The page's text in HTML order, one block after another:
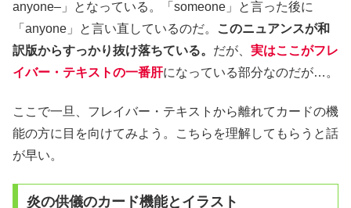
anyone–」となっている。「someone」と言った後に
「anyone」と言い直しているのだ。
このニュアンスが和
訳版からすっかり抜け落ちている。 だが、 実はここがフレ
イバー・テキストの一番肝になっている部分なのだが…。
ここで一旦、フレイバー・テキストから離れてカードの機
能の方に目を向けてみよう。こちらを理解してもらうと話
が早い。
炎の供儀のカード機能とイラスト